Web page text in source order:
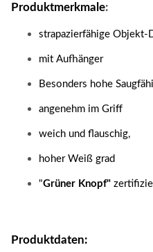
Produktmerkmale:
strapazierfähige Objekt-
mit Aufhänger
Besonders hohe
angenehm im Griff
weich und flauschig,
hoher Weiß grad
"Grüner Knopf"
Produktdaten: